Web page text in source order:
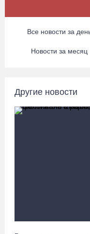
10.08.26 / 11:30
В Череповце подростки
похолодание
Все новости за
Новости за месяц
Другие новости